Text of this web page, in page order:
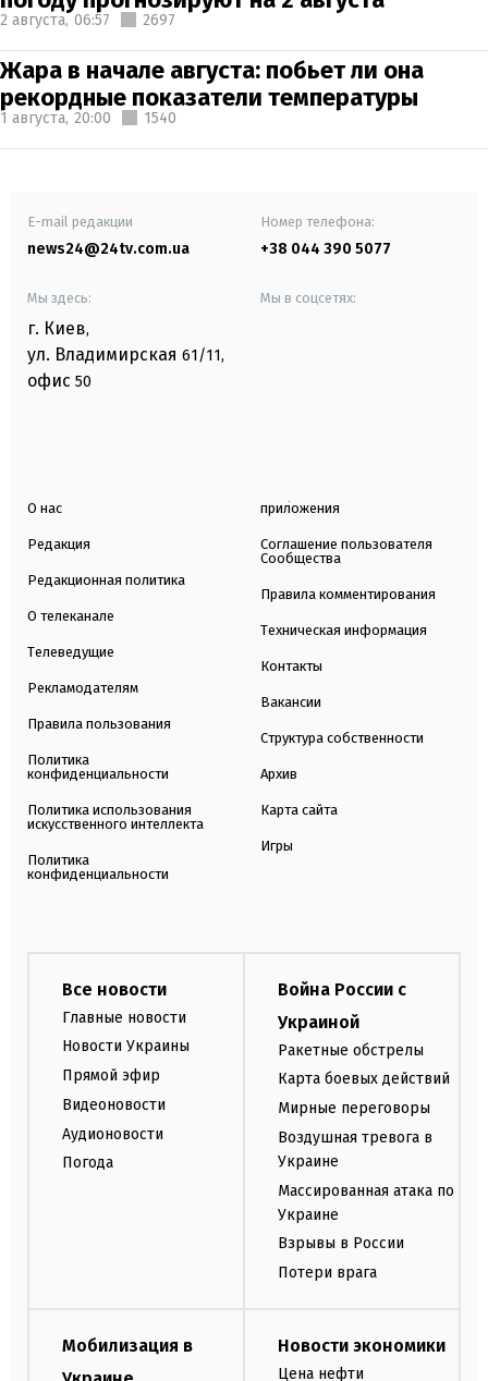
2 августа, 06:57 2697
Жара в начале августа: побьет ли она
рекордные показатели температуры
1 августа, 20:00 1540
E-mail редакции
news24@24tv.com.ua
Номер телефона:
+38 044 390 5077
Мы здесь:
г. Киев,
ул. Владимирская 61/11,
офис 50
Мы в соцсетях:
О нас
Редакция
Редакционная политика
О телеканале
Телеведущие
Рекламодателям
Правила пользования
Политика
конфиденциальности
Политика использования
искусственного интеллекта
Политика
конфиденциальности
приложения
Соглашение пользователя
Сообщества
Правила комментирования
Техническая информация
Контакты
Вакансии
Структура собственности
Архив
Карта сайта
Игры
Все новости
Главные новости
Новости Украины
Прямой эфир
Видеоновости
Аудионовости
Погода
Война России с
Украиной
Ракетные обстрелы
Карта боевых действий
Мирные переговоры
Воздушная тревога в
Украине
Массированная атака по
Украине
Взрывы в России
Потери врага
Мобилизация в
Новости экономики
Цена нефти